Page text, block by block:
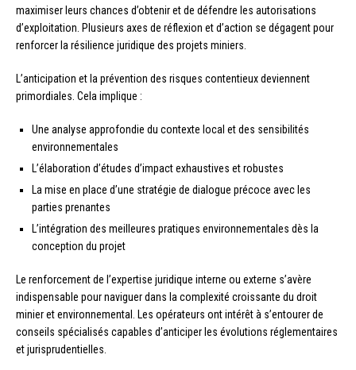
maximiser leurs chances d’obtenir et de défendre les autorisations
d’exploitation. Plusieurs axes de réflexion et d’action se dégagent pour
renforcer la résilience juridique des projets miniers.
L’anticipation et la prévention des risques contentieux deviennent
primordiales. Cela implique :
Une analyse approfondie du contexte local et des sensibilités
environnementales
L’élaboration d’études d’impact exhaustives et robustes
La mise en place d’une stratégie de dialogue précoce avec les
parties prenantes
L’intégration des meilleures pratiques environnementales dès la
conception du projet
Le renforcement de l’expertise juridique interne ou externe s’avère
indispensable pour naviguer dans la complexité croissante du droit
minier et environnemental. Les opérateurs ont intérêt à s’entourer de
conseils spécialisés capables d’anticiper les évolutions réglementaires
et jurisprudentielles.